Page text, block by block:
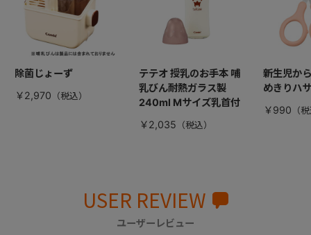
除菌じょーず
￥2,970
テテオ 授乳のお手本 哺
乳びん耐熱ガラス製
240ml Mサイズ乳首付
￥2,035
新生児か
めきりハ
￥990
USER REVIEW
ユーザーレビュー